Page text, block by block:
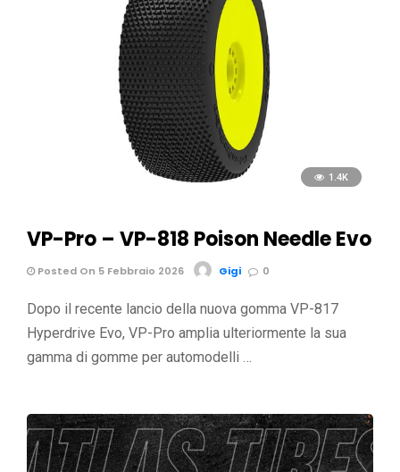
1.4K
VP-Pro – VP-818 Poison Needle Evo
Posted On 5 Febbraio 2026 Gigi 0
Dopo il recente lancio della nuova gomma VP-817
Hyperdrive Evo, VP-Pro amplia ulteriormente la sua
gamma di gomme per automodelli …